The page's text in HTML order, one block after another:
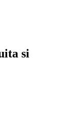
si